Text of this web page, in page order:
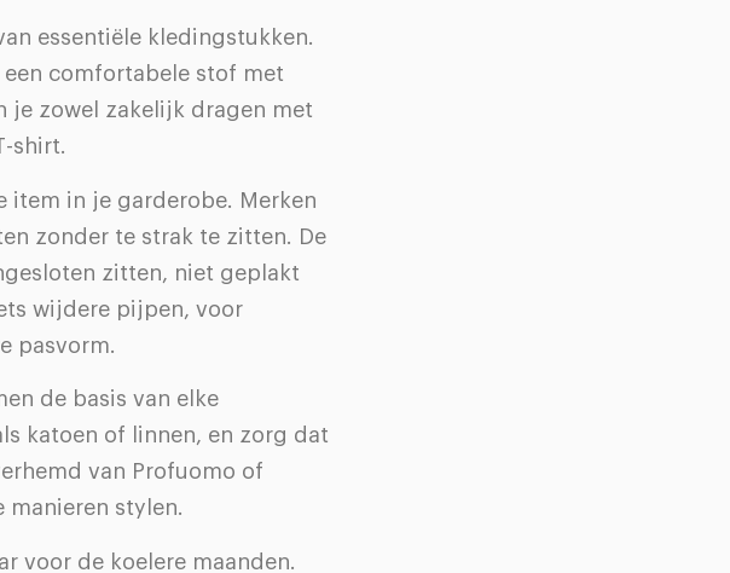
essentiële kledingstukken.
comfortabele stof met
je zowel zakelijk dragen met
shirt.
in je garderobe. Merken
zonder te strak te zitten. De
zitten, niet geplakt
wijdere pijpen, voor
pasvorm.
de basis van elke
katoen of linnen, en zorg dat
van Profuomo of
manieren stylen.
voor de koelere maanden.